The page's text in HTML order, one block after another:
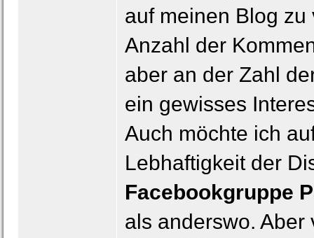
auf meinen Blog
Anzahl der
aber an der Zahl
ein gewisses
Auch möchte ich
Lebhaftigkeit der
Facebookgruppe
als anderswo.